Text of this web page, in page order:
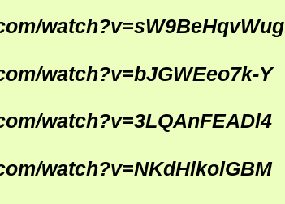
watch?v=sW9BeHqvWug
watch?v=bJGWEeo7k-Y
watch?v=3LQAnFEADl4
watch?v=NKdHlkolGBM